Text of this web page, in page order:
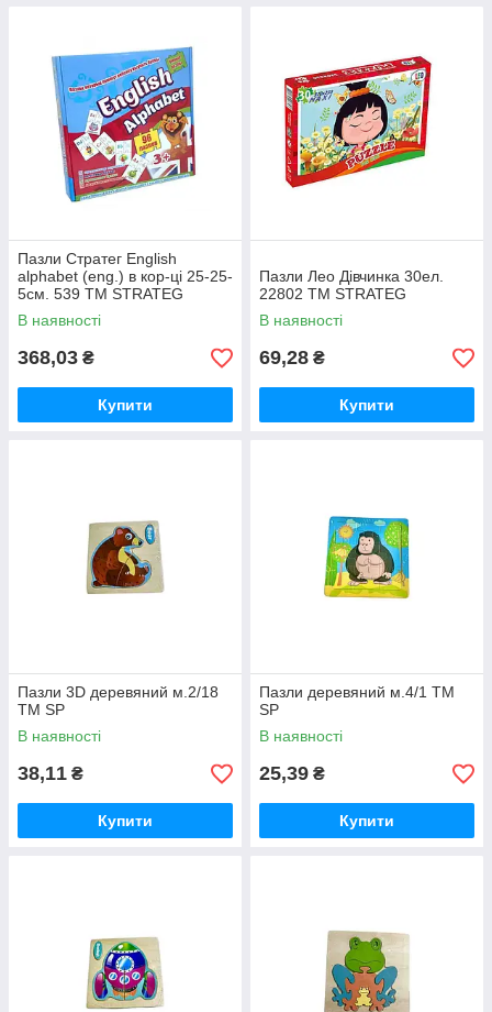
Пазли Стратег English
alphabet (eng.) в кор-ці 25-25-
5см. 539 ТМ STRATEG
В наявності
368,03 ₴
Купити
Пазли Лео Дівчинка 30ел.
22802 ТМ STRATEG
В наявності
69,28 ₴
Купити
Пазли 3D деревяний м.2/18
ТМ SP
В наявності
38,11 ₴
Купити
Пазли деревяний м.4/1 ТМ
SP
В наявності
25,39 ₴
Купити